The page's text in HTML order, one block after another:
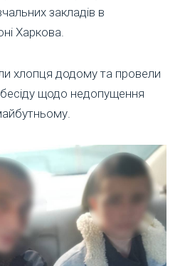
закладів в
Харкова.
хлопця додому та провели
щодо недопущення